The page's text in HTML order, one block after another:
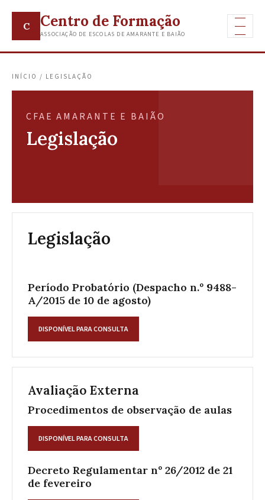
C Centro de Formação
ASSOCIAÇÃO DE ESCOLAS DE AMARANTE E BAIÃO
INÍCIO / LEGISLAÇÃO
CFAE AMARANTE E BAIÃO
Legislação
Legislação
Período Probatório (Despacho n.º 9488-
A/2015 de 10 de agosto)
DISPONÍVEL PARA CONSULTA
Avaliação Externa
Procedimentos de observação de aulas
DISPONÍVEL PARA CONSULTA
Decreto Regulamentar nº 26/2012 de 21
de fevereiro